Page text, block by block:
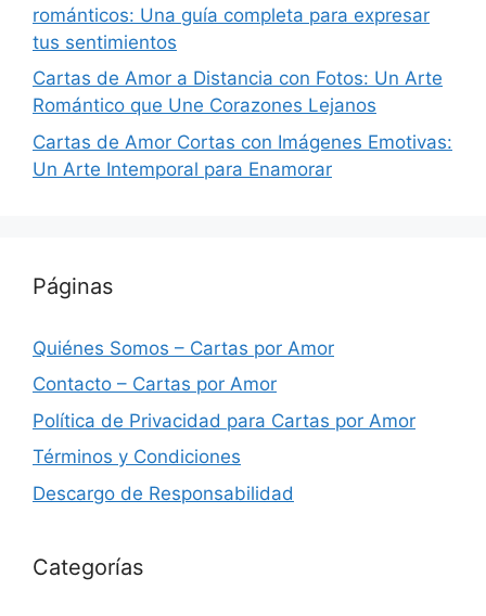
románticos: Una guía completa para expresar
tus sentimientos
Cartas de Amor a Distancia con Fotos: Un Arte
Romántico que Une Corazones Lejanos
Cartas de Amor Cortas con Imágenes Emotivas:
Un Arte Intemporal para Enamorar
Páginas
Quiénes Somos – Cartas por Amor
Contacto – Cartas por Amor
Política de Privacidad para Cartas por Amor
Términos y Condiciones
Descargo de Responsabilidad
Categorías